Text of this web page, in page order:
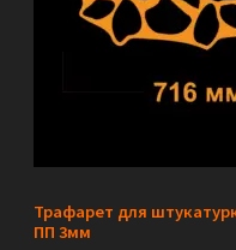
Трафарет для
ПП 3мм